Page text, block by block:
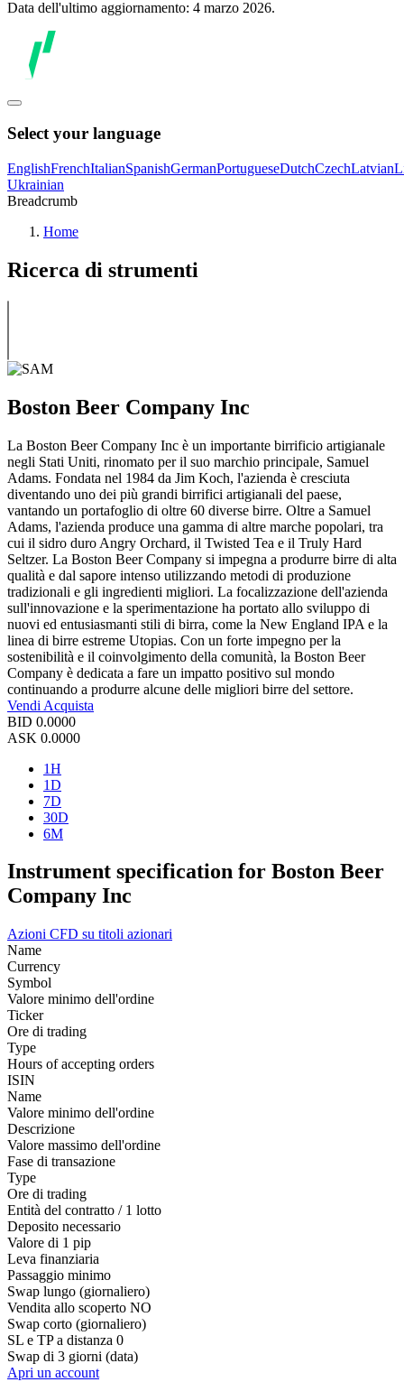
Data dell'ultimo aggiornamento: 4 marzo 2026.
Select your language
EnglishFrenchItalianSpanishGermanPortugueseDutchCzechLatvian
Ukrainian
Breadcrumb
Home
Ricerca di strumenti
Boston Beer Company Inc
La Boston Beer Company Inc è un importante birrificio artigianale
negli Stati Uniti, rinomato per il suo marchio principale, Samuel
Adams. Fondata nel 1984 da Jim Koch, l'azienda è cresciuta
diventando uno dei più grandi birrifici artigianali del paese,
vantando un portafoglio di oltre 60 diverse birre. Oltre a Samuel
Adams, l'azienda produce una gamma di altre marche popolari, tra
cui il sidro duro Angry Orchard, il Twisted Tea e il Truly Hard
Seltzer. La Boston Beer Company si impegna a produrre birre di alta
qualità e dal sapore intenso utilizzando metodi di produzione
tradizionali e gli ingredienti migliori. La focalizzazione dell'azienda
sull'innovazione e la sperimentazione ha portato allo sviluppo di
nuovi ed entusiasmanti stili di birra, come la New England IPA e la
linea di birre estreme Utopias. Con un forte impegno per la
sostenibilità e il coinvolgimento della comunità, la Boston Beer
Company è dedicata a fare un impatto positivo sul mondo
continuando a produrre alcune delle migliori birre del settore.
Vendi Acquista
BID 0.0000
ASK 0.0000
1H
1D
7D
30D
6M
Instrument specification for Boston Beer
Company Inc
Azioni CFD su titoli azionari
Name
Currency
Symbol
Valore minimo dell'ordine
Ticker
Ore di trading
Type
Hours of accepting orders
ISIN
Name
Valore minimo dell'ordine
Descrizione
Valore massimo dell'ordine
Fase di transazione
Type
Ore di trading
Entità del contratto / 1 lotto
Deposito necessario
Valore di 1 pip
Leva finanziaria
Passaggio minimo
Swap lungo (giornaliero)
Vendita allo scoperto NO
Swap corto (giornaliero)
SL e TP a distanza 0
Swap di 3 giorni (data)
Apri un account